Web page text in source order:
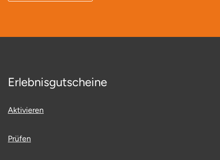
Erlebnisgutscheine
Aktivieren
Prüfen
Ostprignitz-Ruppin
Oy-Mittelberg